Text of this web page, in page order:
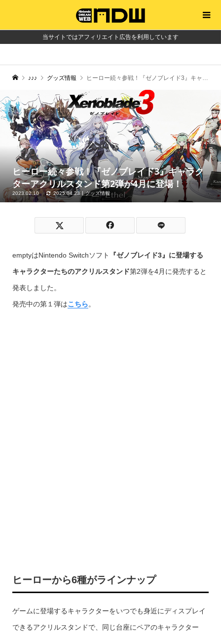
当サイトではアフィリエイト広告を利用しています
♪♪♪ グッズ情報 ヒーロー続々参戦！『ゼノブレイド3』キャラクターアクリルスタンド第2弾が4月に登場！
ヒーロー続々参戦！『ゼノブレイド3』キャラク
ターアクリルスタンド第2弾が4月に登場！
2023.02.10 2025.04.23 グッズ情報
emptyはNintendo Switchソフト 『ゼノブレイド3』に登場する
キャラクターたちのアクリルスタンド第2弾を4月に発売すると
発表しました。
発売中の第１弾はこちら。
ヒーローから6種がラインナップ
ゲームに登場するキャラクターをいつでも身近にディスプレイ
できるアクリルスタンドで、同じ台座にペアのキャラクター